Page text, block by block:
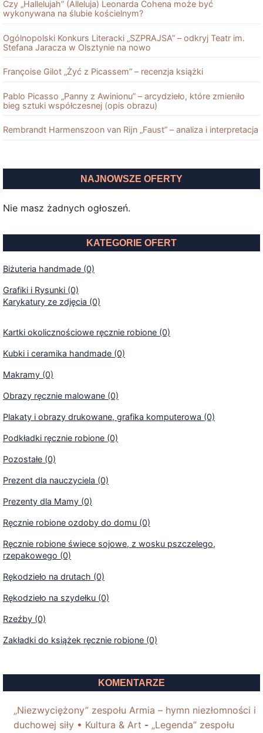
Czy „Hallelujah” (Alleluja) Leonarda Cohena może być
wykonywana na ślubie kościelnym?
Ogólnopolski Konkurs Literacki „SZPRAJSA” – odkryj Teatr im.
Stefana Jaracza w Olsztynie na nowo
Françoise Gilot „Żyć z Picassem” – recenzja książki
Pablo Picasso „Panny z Awinionu” – arcydzieło, które zmieniło
bieg sztuki współczesnej (opis obrazu)
Rembrandt Harmenszoon van Rĳn „Faust” – analiza i interpretacja
NAJNOWSZE OFERTY
Nie masz żadnych ogłoszeń.
KATEGORIE OFERT
Biżuteria handmade (0)
Grafiki i Rysunki (0)
Karykatury ze zdjęcia (0)
Kartki okolicznościowe ręcznie robione (0)
Kubki i ceramika handmade (0)
Makramy (0)
Obrazy ręcznie malowane (0)
Plakaty i obrazy drukowane, grafika komputerowa (0)
Podkładki ręcznie robione (0)
Pozostałe (0)
Prezent dla nauczyciela (0)
Prezenty dla Mamy (0)
Ręcznie robione ozdoby do domu (0)
Ręcznie robione świece sojowe, z wosku pszczelego,
rzepakowego (0)
Rękodzieło na drutach (0)
Rękodzieło na szydełku (0)
Rzeźby (0)
Zakładki do książek ręcznie robione (0)
KOMENTARZE
„Niezwyciężony” zespołu Armia – hymn niezłomności i
duchowej siły • Kultura & Art - „Legenda” zespołu